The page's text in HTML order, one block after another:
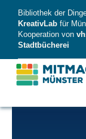
content
Bibliothek der
KreativLab für
Kooperation von
Stadtbücherei